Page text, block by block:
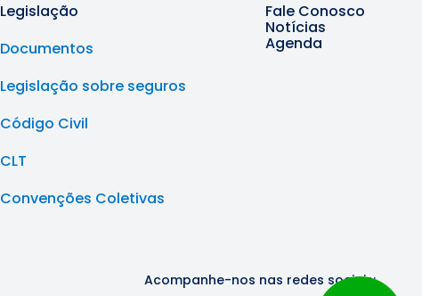
Legislação
Documentos
Legislação sobre seguros
Código Civil
CLT
Convenções Coletivas
Fale Conosco
Notícias
Agenda
Acompanhe-nos nas redes sociais: